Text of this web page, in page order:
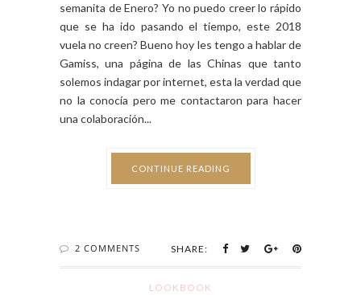
semanita de Enero? Yo no puedo creer lo rápido
que se ha ido pasando el tiempo, este 2018
vuela no creen? Bueno hoy les tengo a hablar de
Gamiss, una página de las Chinas que tanto
solemos indagar por internet, esta la verdad que
no la conocía pero me contactaron para hacer
una colaboración...
CONTINUE READING
2 COMMENTS SHARE:
LOOKBOOK